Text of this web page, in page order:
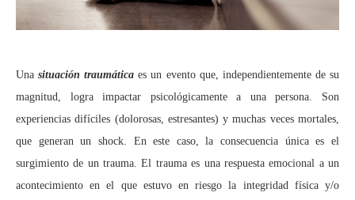
Unasituación traumática es un evento que, independientemente de su
magnitud, logra impactar psicológicamente a una persona. Son
experiencias difíciles (dolorosas, estresantes) y muchas veces mortales,
que generan un shock. En este caso, la consecuencia única es el
surgimiento de un trauma. El trauma es una respuesta emocional a un
acontecimiento en el que estuvo en riesgo la integridad física y/o